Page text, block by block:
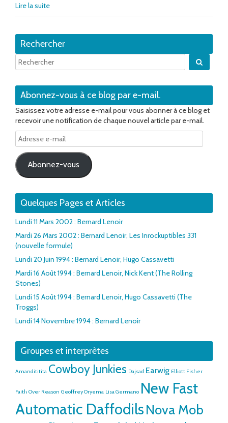
Lire la suite
Rechercher
Abonnez-vous à ce blog par e-mail.
Saisissez votre adresse e-mail pour vous abonner à ce blog et
recevoir une notification de chaque nouvel article par e-mail.
Adresse
e-
mail
Abonnez-vous
Quelques Pages et Articles
Lundi 11 Mars 2002 : Bernard Lenoir
Mardi 26 Mars 2002 : Bernard Lenoir, Les Inrockuptibles 331
(nouvelle formule)
Lundi 20 Juin 1994 : Bernard Lenoir, Hugo Cassavetti
Mardi 16 Août 1994 : Bernard Lenoir, Nick Kent (The Rolling
Stones)
Lundi 15 Août 1994 : Bernard Lenoir, Hugo Cassavetti (The
Troggs)
Lundi 14 Novembre 1994 : Bernard Lenoir
Groupes et interprètes
Amandititita Cowboy Junkies Dajsad Earwig Elliott Fisher
Faith Over Reason Geoffrey Oryema Lisa Germano New Fast
Automatic DaffodilsNova Mob